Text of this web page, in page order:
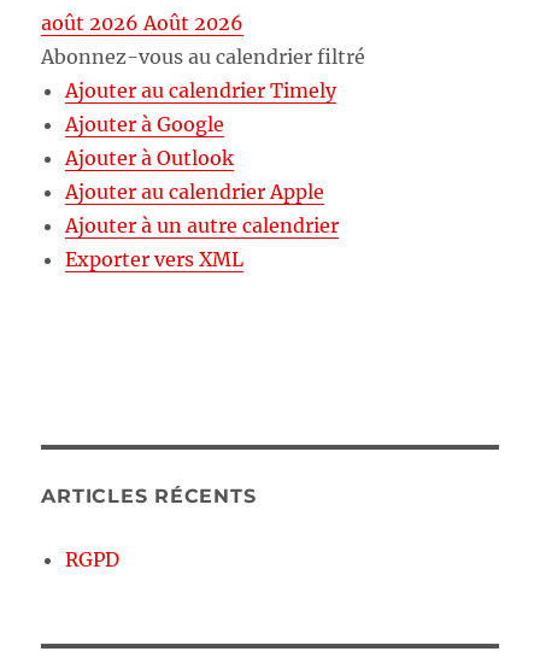
août 2026 Août 2026
Abonnez-vous au calendrier filtré
Ajouter au calendrier Timely
Ajouter à Google
Ajouter à Outlook
Ajouter au calendrier Apple
Ajouter à un autre calendrier
Exporter vers XML
ARTICLES RÉCENTS
RGPD